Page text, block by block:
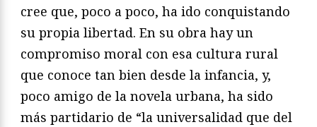
cree que, poco a poco, ha ido conquistando
su propia libertad. En su obra hay un
compromiso moral con esa cultura rural
que conoce tan bien desde la infancia, y,
poco amigo de la novela urbana, ha sido
más partidario de “la universalidad que del